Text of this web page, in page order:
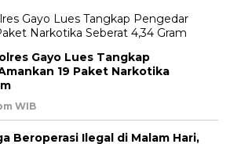
Gayo Lues Tangkap
19 Paket Narkotika
WIB
Beroperasi Ilegal di Malam Hari,